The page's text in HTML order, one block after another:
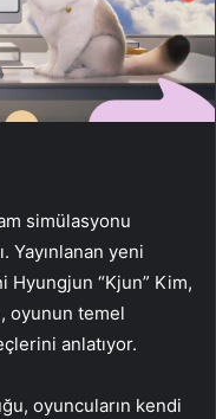
simülasyonu
Yayınlanan yeni
Hyungjun “Kjun” Kim,
oyunun temel
anlatıyor.
oyuncuların kendi